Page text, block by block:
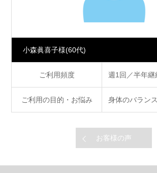
小森眞喜子様(60代)
ご利用頻度 週1回／半年継
ご利用の目的・お悩み 身体のバラン
お客様の声